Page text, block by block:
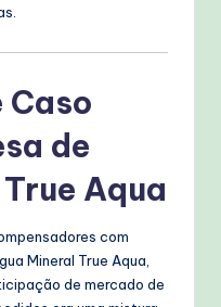
Caso
de
Aqua
com
Mineral True Aqua,
de mercado de